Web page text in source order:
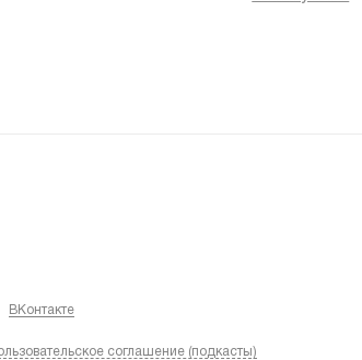
ВКонтакте
соглашение (подкасты)